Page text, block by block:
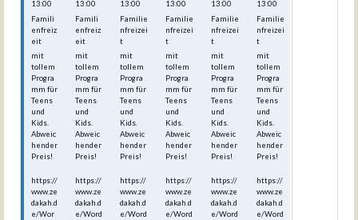
13:00
Famili
enfreiz
eit
mit
tollem
Progra
mm für
Teens
und
Kids.
Abweic
hender
Preis!
https://
www.ze
dakah.d
e/Wor
13:00
Famili
enfreiz
eit
mit
tollem
Progra
mm für
Teens
und
Kids.
Abweic
hender
Preis!
https://
www.ze
dakah.d
e/Word
13:00
Familie
nfreizei
t
mit
tollem
Progra
mm für
Teens
und
Kids.
Abweic
hender
Preis!
https://
www.ze
dakah.d
e/Word
13:00
Familie
nfreizei
t
mit
tollem
Progra
mm für
Teens
und
Kids.
Abweic
hender
Preis!
https://
www.ze
dakah.d
e/Word
13:00
Familie
nfreizei
t
mit
tollem
Progra
mm für
Teens
und
Kids.
Abweic
hender
Preis!
https://
www.ze
dakah.d
e/Word
13:00
Familie
nfreizei
t
mit
tollem
Progra
mm für
Teens
und
Kids.
Abweic
hender
Preis!
https://
www.ze
dakah.d
e/Word